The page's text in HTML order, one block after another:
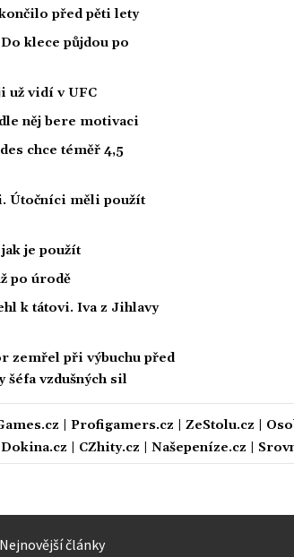
před pěti lety
klece půjdou po
už vidí v UFC
něj bere motivaci
chce téměř 4,5
Útočníci měli použít
je použít
po úrodě
k tátovi. Iva z Jihlavy
zemřel při výbuchu před
vzdušných sil
Profigamers.cz ZeStolu.cz
Dokina.cz CZhity.cz Našepeníze.cz
Nejnovější články